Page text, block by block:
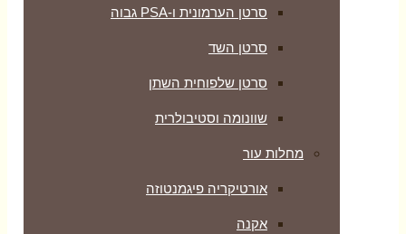
סרטן הערמונית ו-PSA גבוה
סרטן השד
סרטן שלפוחית השתן
שוונומה וסטיבולרית
מחלות עור
אורטיקריה פיגמנטוזה
אקנה